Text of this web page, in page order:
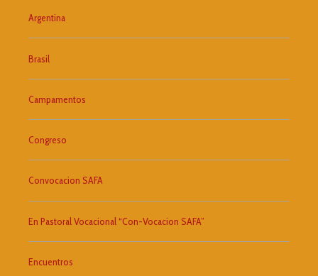
Argentina
Brasil
Campamentos
Congreso
Convocacion SAFA
En Pastoral Vocacional “Con-Vocacion SAFA”
Encuentros